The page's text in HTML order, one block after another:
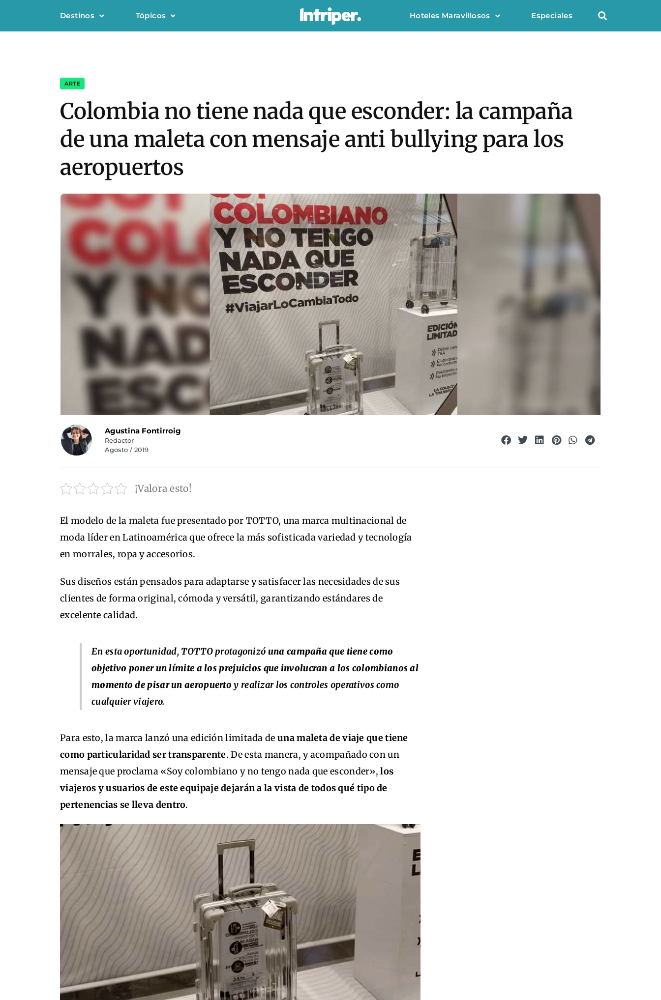
Destinos Tópicos Hoteles Maravillosos Especiales
ARTE
Colombia no tiene nada que esconder: la campaña
de una maleta con mensaje anti bullying para los
aeropuertos
Agustina Fontirroig
Redactor
Agosto / 2019
¡Valora esto!
El modelo de la maleta fue presentado por TOTTO, una marca multinacional de
moda líder en Latinoamérica que ofrece la más sofisticada variedad y tecnología
en morrales, ropa y accesorios.
Sus diseños están pensados para adaptarse y satisfacer las necesidades de sus
clientes de forma original, cómoda y versátil, garantizando estándares de
excelente calidad.
En esta oportunidad, TOTTO protagonizó una campaña que tiene como
objetivo poner un límite a los prejuicios que involucran a los colombianos al
momento de pisar un aeropuertoy realizar los controles operativos como
cualquier viajero.
Para esto, la marca lanzó una edición limitada de una maleta de viaje que tiene
como particularidad ser transparente. De esta manera, y acompañado con un
mensaje que proclama «Soy colombiano y no tengo nada que esconder»,los
viajeros y usuarios de este equipaje dejarán a la vista de todos qué tipo de
pertenencias se lleva dentro.